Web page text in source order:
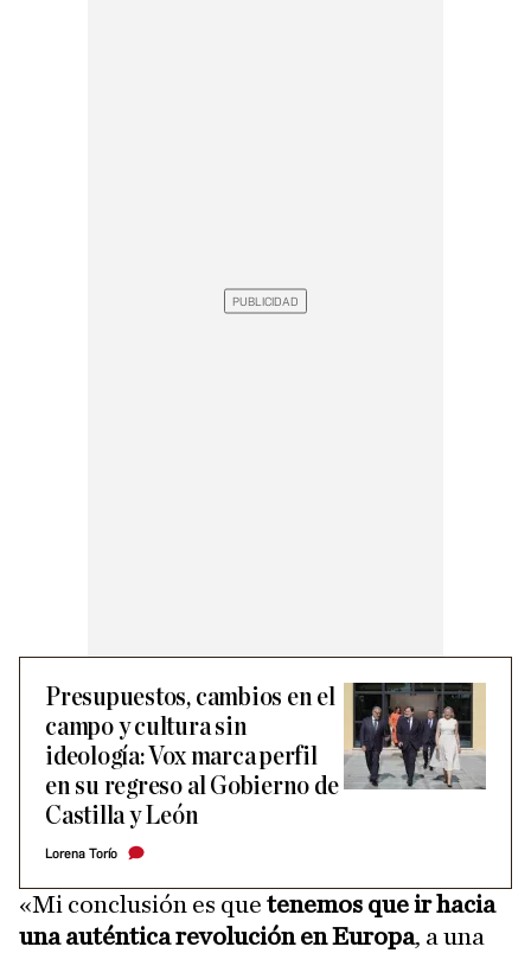
Presupuestos, cambios en el
campo y cultura sin
ideología: Vox marca perfil
en su regreso al Gobierno de
Castilla y León
Lorena Torío
«Mi conclusión es que tenemos que ir hacia
una auténtica revolución en Europa, a una